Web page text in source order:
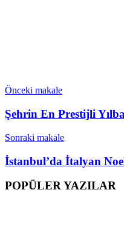
Önceki makale
Şehrin En Prestijli
Sonraki makale
İstanbul’da İtalyan
POPÜLER YAZILAR